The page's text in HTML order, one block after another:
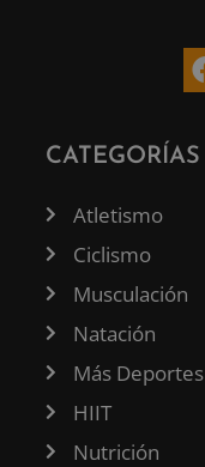
CATEGORÍAS
Atletismo
Ciclismo
Musculación
Natación
Más Deportes
HIIT
Nutrición